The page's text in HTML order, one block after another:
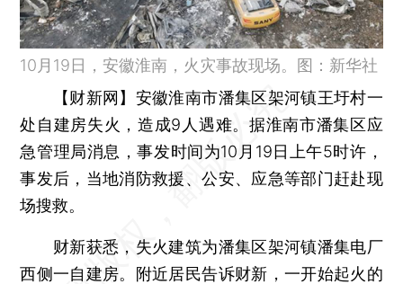
10月19日，安徽淮南，火灾事故现场。图：新华社
【财新网】 安徽淮南市潘集区架河镇王圩村一
处自建房失火，造成9人遇难。据淮南市潘集区应
急管理局消息，事发时间为10月19日上午5时许，
事发后，当地消防救援、公安、应急等部门赶赴现
场搜救。
财新获悉，失火建筑为潘集区架河镇潘集电厂
西侧一自建房。附近居民告诉财新，一开始起火的